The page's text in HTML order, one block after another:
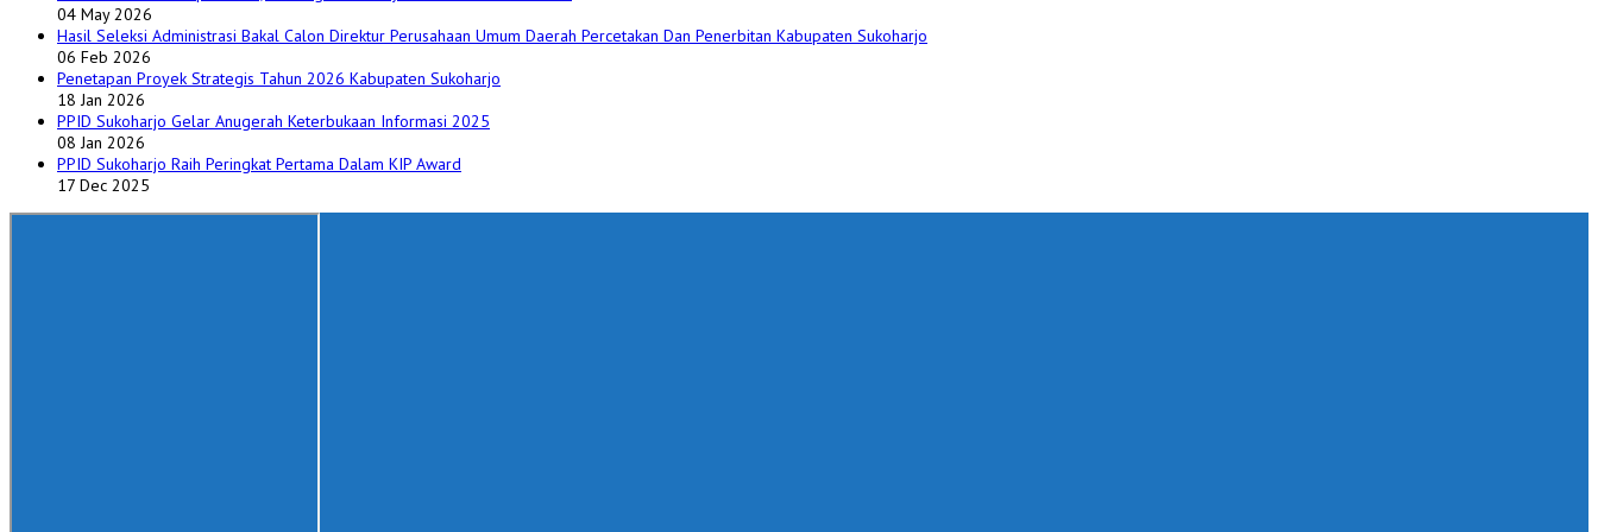
04 May 2026
Hasil Seleksi Administrasi Bakal Calon Direktur Perusahaan Umum Daerah Percetakan Dan Penerbitan Kabupaten Sukoharjo
06 Feb 2026
Penetapan Proyek Strategis Tahun 2026 Kabupaten Sukoharjo
18 Jan 2026
PPID Sukoharjo Gelar Anugerah Keterbukaan Informasi 2025
08 Jan 2026
PPID Sukoharjo Raih Peringkat Pertama Dalam KIP Award
17 Dec 2025